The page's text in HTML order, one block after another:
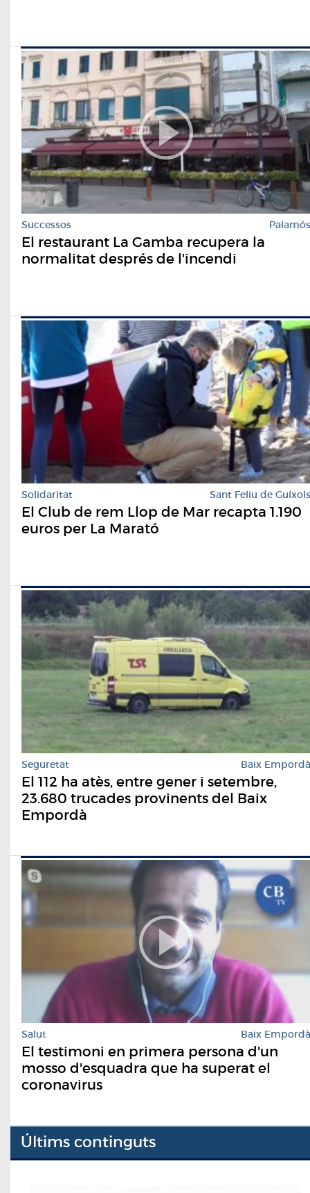
Successos Palamós
El restaurant La Gamba recupera la
normalitat després de l'incendi
Solidaritat Sant Feliu de Guíxols
El Club de rem Llop de Mar recapta 1.190
euros per La Marató
Seguretat Baix Empordà
El 112 ha atès, entre gener i setembre,
23.680 trucades provinents del Baix
Empordà
Salut Baix Empordà
El testimoni en primera persona d'un
mosso d'esquadra que ha superat el
coronavirus
Últims continguts